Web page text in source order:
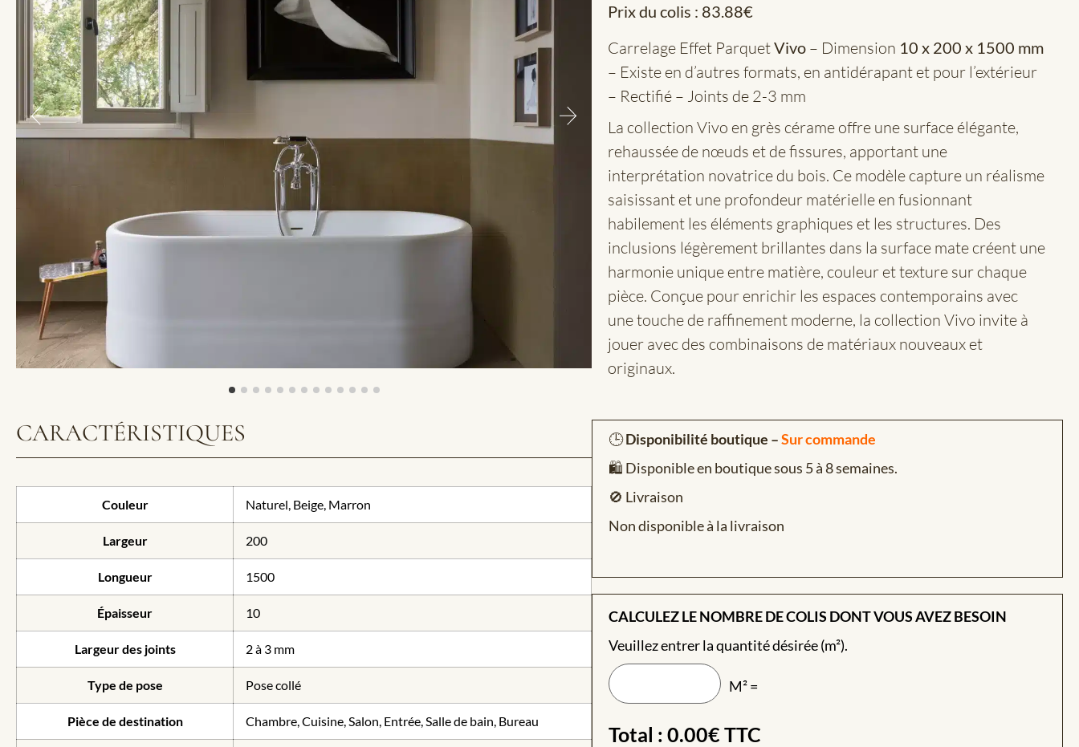
CARACTÉRISTIQUES
Couleur Naturel, Beige, Marron
Largeur 200
Longueur 1500
Épaisseur 10
Largeur des joints 2 à 3 mm
Type de pose Pose collé
Pièce de destination Chambre, Cuisine, Salon, Entrée, Salle de bain, Bureau
Prix du colis : 83.88€
Carrelage Effet ParquetVivo – Dimension 10 x 200 x 1500 mm
– Existe en d’autres formats, en antidérapant et pour l’extérieur
– Rectifié – Joints de 2-3 mm
La collection Vivo en grès cérame offre une surface élégante,
rehaussée de nœuds et de fissures, apportant une
interprétation novatrice du bois. Ce modèle capture un réalisme
saisissant et une profondeur matérielle en fusionnant
habilement les éléments graphiques et les structures. Des
inclusions légèrement brillantes dans la surface mate créent une
harmonie unique entre matière, couleur et texture sur chaque
pièce. Conçue pour enrichir les espaces contemporains avec
une touche de raffinement moderne, la collection Vivo invite à
jouer avec des combinaisons de matériaux nouveaux et
originaux.
🕒Disponibilité boutique –Sur commande
🛍️ Disponible en boutique sous 5 à 8 semaines.
🚫 Livraison
Non disponible à la livraison
CALCULEZ LE NOMBRE DE COLIS DONT VOUS AVEZ BESOIN
Veuillez entrer la quantité désirée (m²).
M² =
Total :0.00€ TTC